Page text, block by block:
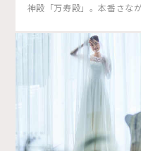
神殿「万寿殿」。本番さな